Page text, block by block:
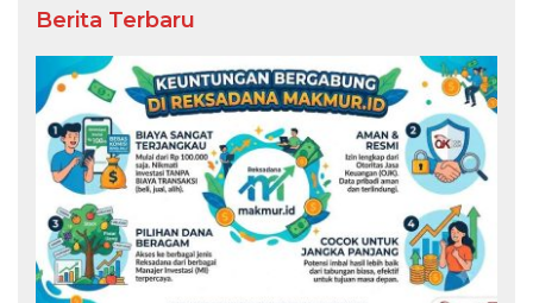
Berita Terbaru